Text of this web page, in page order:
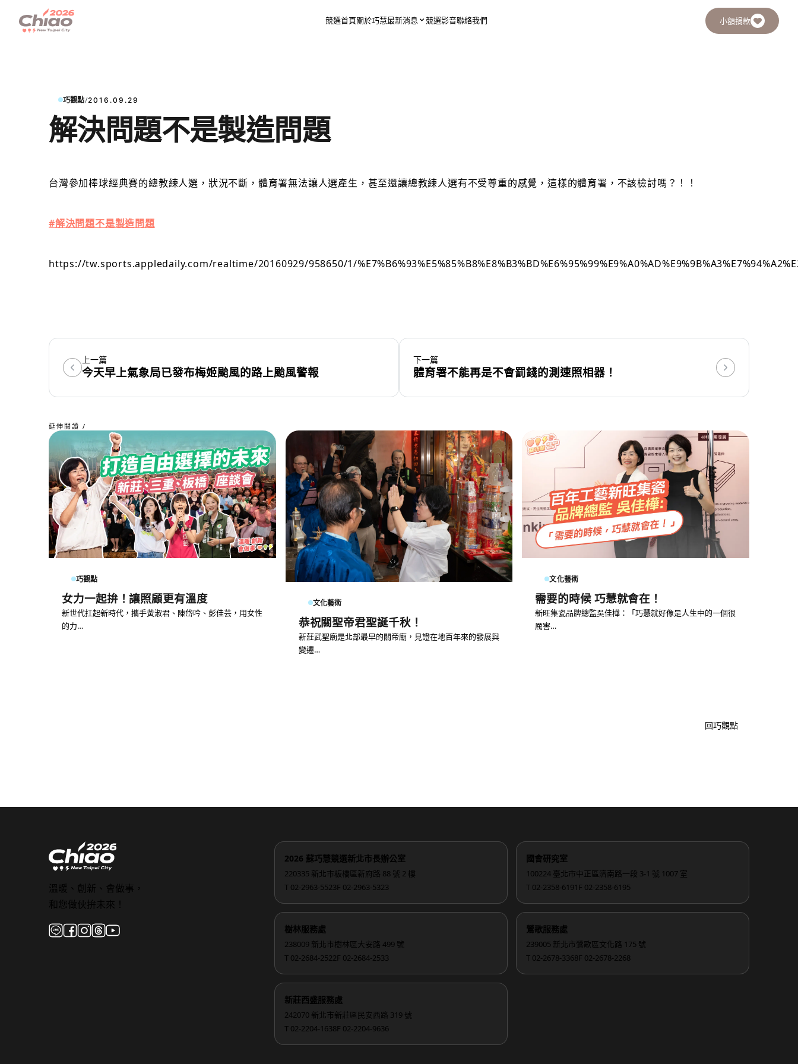
競選首頁關於巧慧最新消息 競選影音聯絡我們 小額捐款
巧觀點/2016.09.29
解決問題不是製造問題
台灣參加棒球經典賽的總教練人選，狀況不斷，體育署無法讓人選產生，甚至還讓總教練人選有不受尊重的感覺，這樣的體育署，不該檢討嗎？！！
#解決問題不是製造問題
https://tw.sports.appledaily.com/realtime/20160929/958650/1/
上一篇
今天早上氣象局已發布梅姬颱風的路上颱風警報
下一篇
體育署不能再是不會罰錢的測速照相器！
延伸閱讀 /
巧觀點
女力一起拚！讓照顧更有溫度
新世代扛起新時代，攜手黃淑君、陳岱吟、彭佳芸，用女性
的力…
文化藝術
恭祝關聖帝君聖誕千秋！
新莊武聖廟是北部最早的關帝廟，見證在地百年來的發展與
變遷…
文化藝術
需要的時候 巧慧就會在！
新旺集瓷品牌總監吳佳樺：「巧慧就好像是人生中的一個很
厲害…
回巧觀點
溫暖、創新、會做事，
和您做伙拚未來！
2026 蘇巧慧競選新北市長辦公室
220335 新北市板橋區新府路 88 號 2 樓
T 02-2963-5523F 02-2963-5323
國會研究室
100224 臺北市中正區濟南路一段 3-1 號 1007 室
T 02-2358-6191 F 02-2358-6195
樹林服務處
238009 新北市樹林區大安路 499 號
T 02-2684-2522F 02-2684-2533
鶯歌服務處
239005 新北市鶯歌區文化路 175 號
T 02-2678-3368F 02-2678-2268
新莊西盛服務處
242070 新北市新莊區民安西路 319 號
T 02-2204-1638F 02-2204-9636